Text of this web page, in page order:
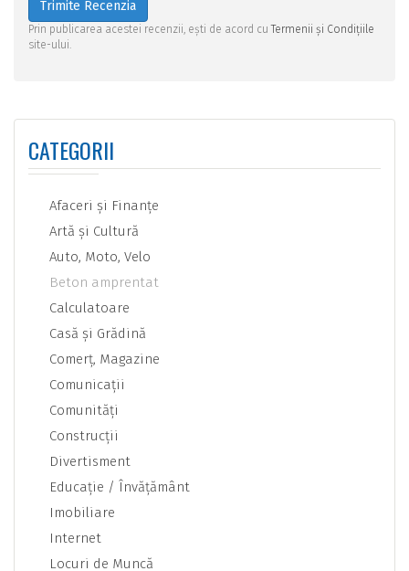
Trimite Recenzia
Prin publicarea acestei recenzii, ești de acord cuTermenii și Condițiile
site-ului.
CATEGORII
Afaceri şi Finanţe
Artă şi Cultură
Auto, Moto, Velo
Beton amprentat
Calculatoare
Casă şi Grădină
Comerţ, Magazine
Comunicaţii
Comunităţi
Construcţii
Divertisment
Educaţie / Învăţământ
Imobiliare
Internet
Locuri de Muncă